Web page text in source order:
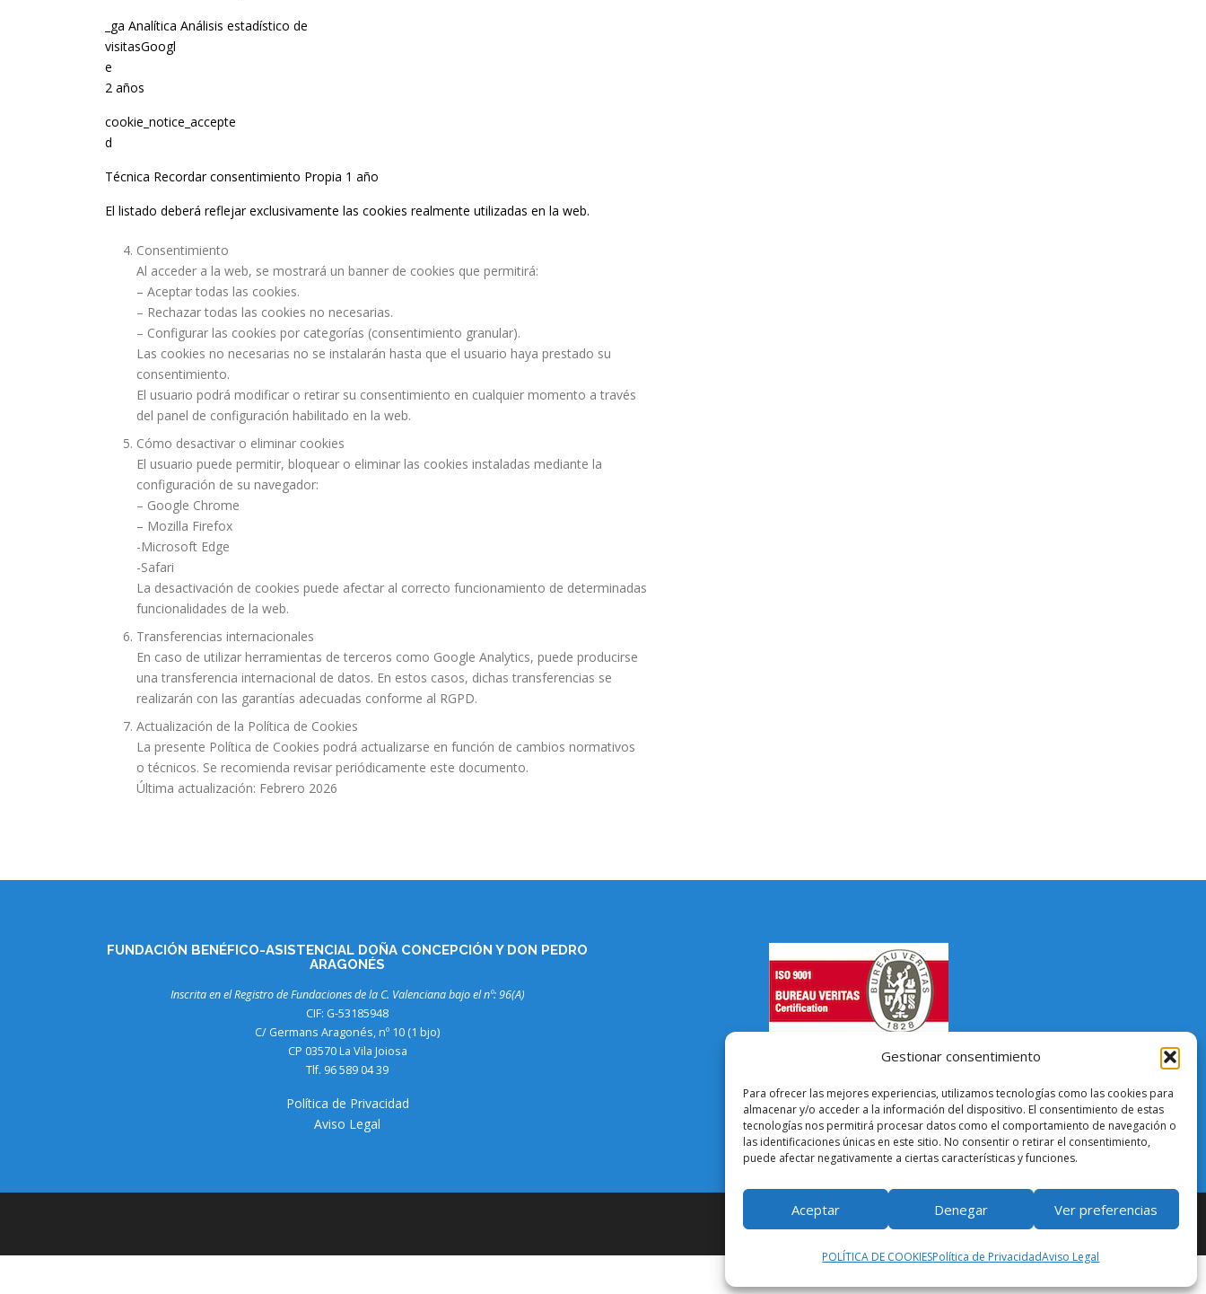
Gestionar consentimiento
Para ofrecer las mejores experiencias, utilizamos tecnologías como las cookies para
almacenar y/o acceder a la información del dispositivo. El consentimiento de estas
tecnologías nos permitirá procesar datos como el comportamiento de navegación o
las identificaciones únicas en este sitio. No consentir o retirar el consentimiento,
puede afectar negativamente a ciertas características y funciones.
Aceptar Denegar Ver preferencias
POLÍTICA DE COOKIESPolítica de PrivacidadAviso Legal
_ga Analítica Análisis estadístico de
visitasGoogl
e
2 años
cookie_notice_accepte
d
Técnica Recordar consentimiento Propia 1 año
El listado deberá reflejar exclusivamente las cookies realmente utilizadas en la web.
Consentimiento
Al acceder a la web, se mostrará un banner de cookies que permitirá:
– Aceptar todas las cookies.
– Rechazar todas las cookies no necesarias.
– Configurar las cookies por categorías (consentimiento granular).
Las cookies no necesarias no se instalarán hasta que el usuario haya prestado su
consentimiento.
El usuario podrá modificar o retirar su consentimiento en cualquier momento a través
del panel de configuración habilitado en la web.
Cómo desactivar o eliminar cookies
El usuario puede permitir, bloquear o eliminar las cookies instaladas mediante la
configuración de su navegador:
– Google Chrome
– Mozilla Firefox
-Microsoft Edge
-Safari
La desactivación de cookies puede afectar al correcto funcionamiento de determinadas
funcionalidades de la web.
Transferencias internacionales
En caso de utilizar herramientas de terceros como Google Analytics, puede producirse
una transferencia internacional de datos. En estos casos, dichas transferencias se
realizarán con las garantías adecuadas conforme al RGPD.
Actualización de la Política de Cookies
La presente Política de Cookies podrá actualizarse en función de cambios normativos
o técnicos. Se recomienda revisar periódicamente este documento.
Última actualización: Febrero 2026
FUNDACIÓN BENÉFICO-ASISTENCIAL DOÑA CONCEPCIÓN Y DON PEDRO
ARAGONÉS
Inscrita en el Registro de Fundaciones de la C. Valenciana bajo el nº: 96(A)
CIF: G-53185948
C/ Germans Aragonés, nº 10 (1 bjo)
CP 03570 La Vila Joiosa
Tlf. 96 589 04 39
Política de Privacidad
Aviso Legal